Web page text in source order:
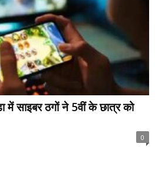
साइबर ठगों ने 5वीं के छात्र को
0